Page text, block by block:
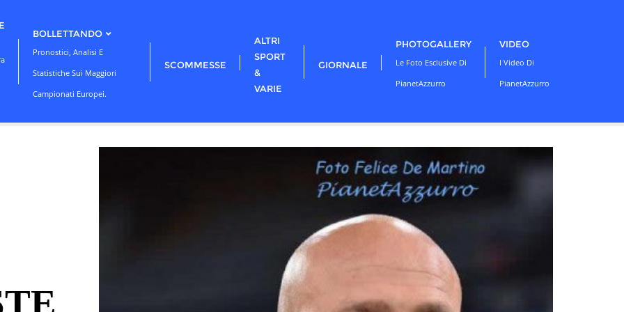
BOLLETTANDO
Pronostici, Analisi E
Statistiche Sui Maggiori
Campionati Europei.
SCOMMESSE
ALTRI
SPORT
&
VARIE
GIORNALE
PHOTOGALLERY
Le Foto Esclusive Di
PianetAzzurro
VIDEO
I Video Di
PianetAzzurro